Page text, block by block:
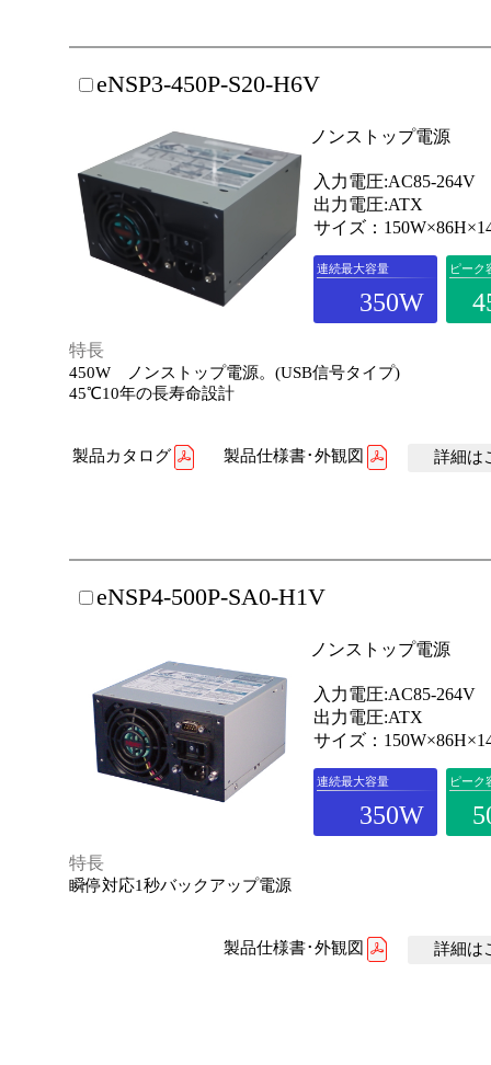
eNSP3-450P-S20-H6V
ノンストップ電源
入力電圧:AC85-264V
出力電圧:ATX
サイズ：
連続最大容量
350W
ピーク
特長
450W ノンストップ電源。(USB信号タイプ)
45℃10年の長寿命設計
製品カタログ 製品仕様書･外観図 詳細は
eNSP4-500P-SA0-H1V
ノンストップ電源
入力電圧:AC85-264V
出力電圧:ATX
サイズ：
連続最大容量
350W
ピーク
特長
瞬停対応1秒バックアップ電源
製品仕様書･外観図 詳細は